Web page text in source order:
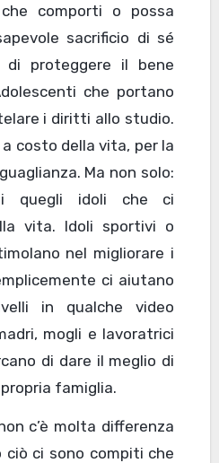
comporti o possa
sacrificio di sé
di proteggere il bene
che portano
i diritti allo studio.
costo della vita, per la
Ma non solo:
quegli idoli che ci
vita. Idoli sportivi o
nel migliorare i
ci aiutano
in qualche video
mogli e lavoratrici
di dare il meglio di
famiglia.
c’è molta differenza
ciò ci sono compiti che